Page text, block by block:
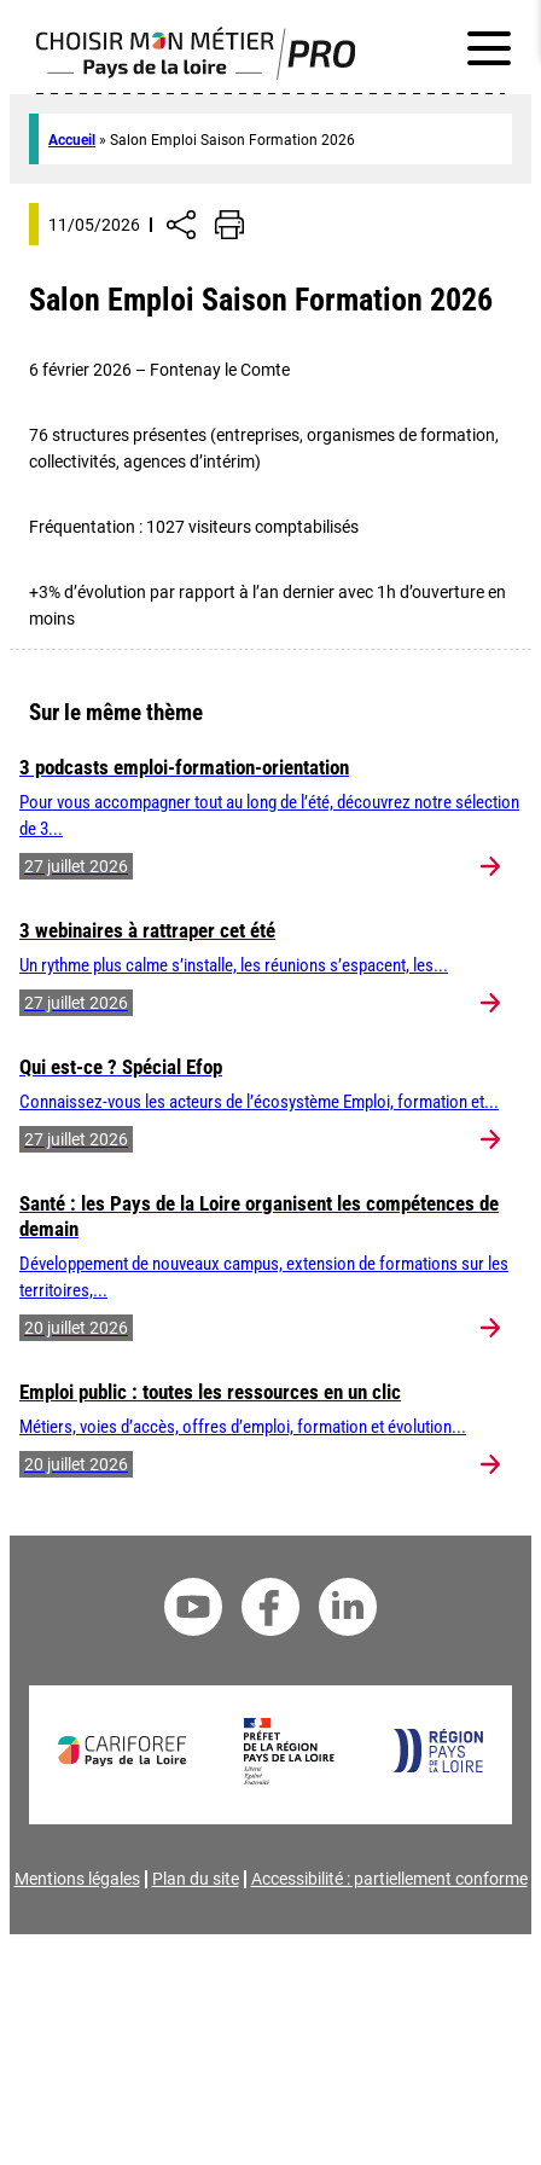
Accueil » Salon Emploi Saison Formation 2026
11/05/2026
Salon Emploi Saison Formation 2026
6 février 2026 – Fontenay le Comte
76 structures présentes (entreprises, organismes de formation,
collectivités, agences d’intérim)
Fréquentation : 1027 visiteurs comptabilisés
+3% d’évolution par rapport à l’an dernier avec 1h d’ouverture en
moins
Sur le même thème
3 podcasts emploi-formation-orientation
Pour vous accompagner tout au long de l’été, découvrez notre sélection
de 3...
27 juillet 2026
3 webinaires à rattraper cet été
Un rythme plus calme s’installe, les réunions s’espacent, les...
27 juillet 2026
Qui est-ce ? Spécial Efop
Connaissez-vous les acteurs de l’écosystème Emploi, formation et...
27 juillet 2026
Santé : les Pays de la Loire organisent les compétences de
demain
Développement de nouveaux campus, extension de formations sur les
territoires,...
20 juillet 2026
Emploi public : toutes les ressources en un clic
Métiers, voies d’accès, offres d’emploi, formation et évolution...
20 juillet 2026
Mentions légales Plan du site Accessibilité : partiellement conforme